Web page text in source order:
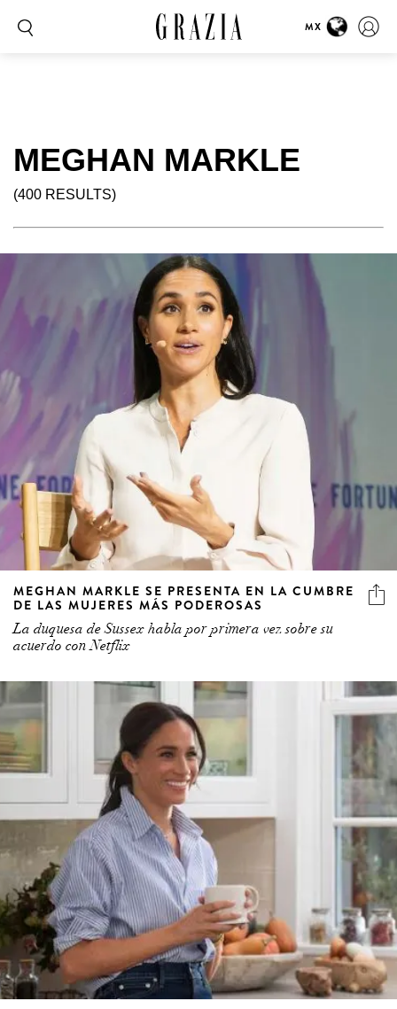
MX
MEGHAN MARKLE
(400 RESULTS)
MEGHAN MARKLE SE PRESENTA EN LA CUMBRE
DE LAS MUJERES MÁS PODEROSAS
La duquesa de Sussex habla por primera vez sobre su
acuerdo con Netflix